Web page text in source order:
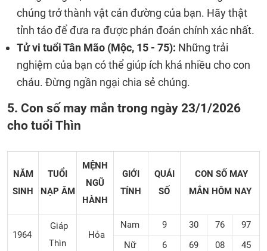
chúng trở thành vật cản đường của bạn. Hãy thật
tỉnh táo để đưa ra được phán đoán chính xác nhất.
Tử vi tuổi Tân Mão (Mộc, 15 - 75): Những trải
nghiệm của bạn có thể giúp ích khá nhiều cho con
cháu. Đừng ngần ngại chia sẻ chúng.
5. Con số may mắn trong ngày 23/1/2026
cho tuổi Thìn
NĂM
SINH
TUỔI
NẠP ÂM
MỆNH
NGŨ
HÀNH
GIỚI
TÍNH
QUÁI
SỐ
CON SỐ MAY
MẮN HÔM NAY
1964
Giáp
Thìn
Hỏa
Nam 9 30 76
97
Nữ
6 69 08 45